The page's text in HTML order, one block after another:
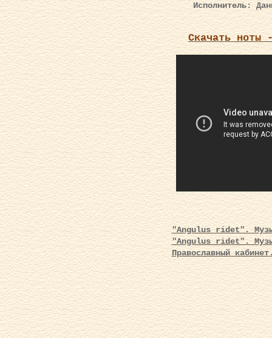
Исполнитель:
Скачать
"Angulus ridet".
"Angulus ridet".
Православный